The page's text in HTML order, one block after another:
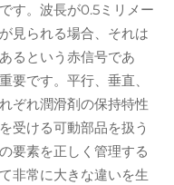
す。波長が0.5ミリメー
見られる場合、それは
るという赤信号であ
要です。平行、垂直、
ぞれ潤滑剤の保持特性
受ける可動部品を扱う
要素を正しく管理する
非常に大きな違いを生